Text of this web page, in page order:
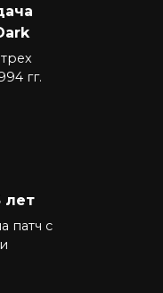
гг.
лет
патч с